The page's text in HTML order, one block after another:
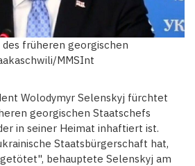
früheren georgischen
MMSInt
Wolodymyr Selenskyj fürchtet
georgischen Staatschefs
in seiner Heimat inhaftiert ist.
Staatsbürgerschaft hat,
behauptete Selenskyj am